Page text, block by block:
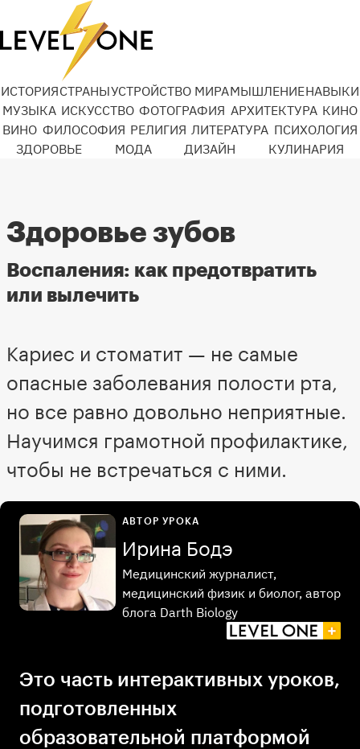
ИСТОРИЯСТРАНЫУСТРОЙСТВО МИРАМЫШЛЕНИЕНАВЫКИ
МУЗЫКА ИСКУССТВО ФОТОГРАФИЯ АРХИТЕКТУРА КИНО
ВИНО ФИЛОСОФИЯ РЕЛИГИЯ ЛИТЕРАТУРА ПСИХОЛОГИЯ
ЗДОРОВЬЕ
МОДА ДИЗАЙН КУЛИНАРИЯ
Здоровье зубов
Воспаления: как предотвратить
или вылечить
Кариес и стоматит — не самые
опасные заболевания полости рта,
но все равно довольно неприятные.
Научимся грамотной профилактике,
чтобы не встречаться с ними.
Это часть интерактивных уроков,
подготовленных
образовательной платформой
АВТОР УРОКА
Ирина Бодэ
Медицинский журналист,
медицинский физик и биолог, автор
блога Darth Biology